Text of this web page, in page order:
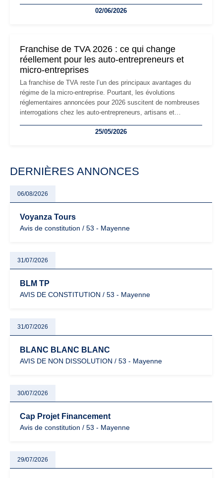
les auto-entrepreneurs devront s'adapter à un environnement
02/06/2026
Franchise de TVA 2026 : ce qui change
réellement pour les auto-entrepreneurs et
micro-entreprises
La franchise de TVA reste l’un des principaux avantages du
régime de la micro-entreprise. Pourtant, les évolutions
réglementaires annoncées pour 2026 suscitent de nombreuses
interrogations chez les auto-entrepreneurs, artisans et
facturation ou risque de bascule vers la TVA : les règles
25/05/2026
DERNIÈRES ANNONCES
06/08/2026
Voyanza Tours
Avis de constitution / 53 - Mayenne
31/07/2026
BLM TP
AVIS DE CONSTITUTION / 53 - Mayenne
31/07/2026
BLANC BLANC BLANC
AVIS DE NON DISSOLUTION / 53 - Mayenne
30/07/2026
Cap Projet Financement
Avis de constitution / 53 - Mayenne
29/07/2026